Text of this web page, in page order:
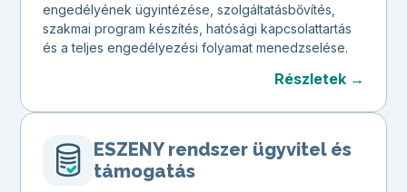
engedélyének ügyintézése, szolgáltatásbővítés,
szakmai program készítés, hatósági kapcsolattartás
és a teljes engedélyezési folyamat menedzselése.
Részletek →
ESZENY rendszer ügyvitel és
támogatás